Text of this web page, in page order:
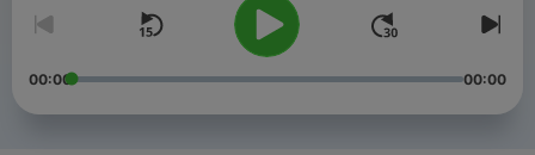
00:00 00:00